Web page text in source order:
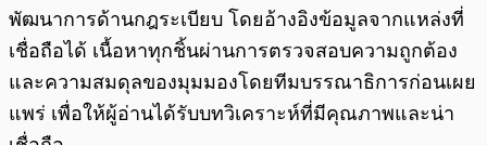
พัฒนาการด้านกฎระเบียบ โดยอ้างอิงข้อมูลจากแหล่งที่
เชื่อถือได้ เนื้อหาทุกชิ้นผ่านการตรวจสอบความถูกต้อง
และความสมดุลของมุมมองโดยทีมบรรณาธิการก่อนเผย
แพร่ เพื่อให้ผู้อ่านได้รับบทวิเคราะห์ที่มีคุณภาพและน่า